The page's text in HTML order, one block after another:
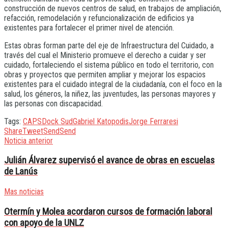
construcción de nuevos centros de salud, en trabajos de ampliación,
refacción, remodelación y refuncionalización de edificios ya
existentes para fortalecer el primer nivel de atención.
Estas obras forman parte del eje de Infraestructura del Cuidado, a
través del cual el Ministerio promueve el derecho a cuidar y ser
cuidado, fortaleciendo el sistema público en todo el territorio, con
obras y proyectos que permiten ampliar y mejorar los espacios
existentes para el cuidado integral de la ciudadanía, con el foco en la
salud, los géneros, la niñez, las juventudes, las personas mayores y
las personas con discapacidad.
Tags: CAPSDock SudGabriel KatopodisJorge Ferraresi
ShareTweetSendSend
Noticia anterior
Julián Álvarez supervisó el avance de obras en escuelas
de Lanús
Mas noticias
Otermín y Molea acordaron cursos de formación laboral
con apoyo de la UNLZ